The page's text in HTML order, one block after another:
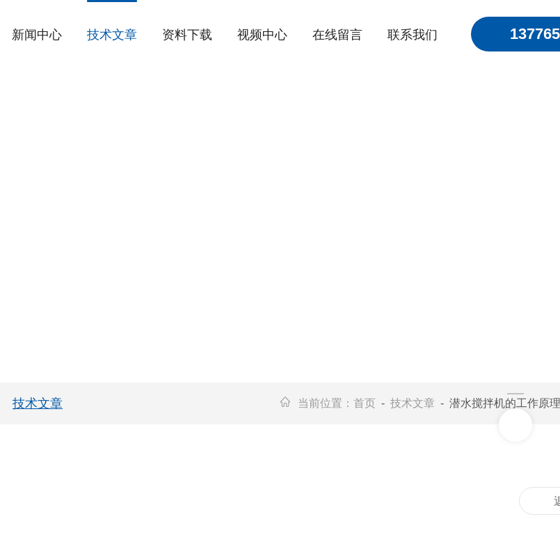
新闻中心 技术文章 资料下载 视频中心 在线留言 联系我们
技术文章 当前位置： 首页 - 技术文章 - 潜水搅拌机的工作原